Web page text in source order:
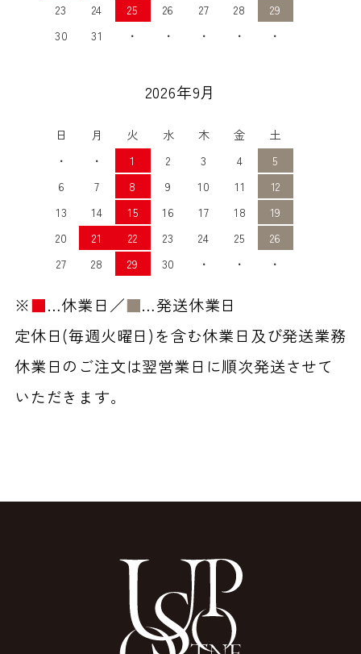
23
24 25 26 27 28
29
30
31 ・ ・ ・ ・ ・
2026年9月
日 月 火 水 木 金
土
・
・ 1 2 3 4
5
6
7 8 9 10 11
12
13
14 15 16 17 18
19
20
21 22 23 24 25
26
27
28 29 30 ・ ・ ・
※■…休業日／■…発送休業日
定休日(毎週火曜日)を含む休業日及び発送業務
休業日のご注文は翌営業日に順次発送させて
いただきます。